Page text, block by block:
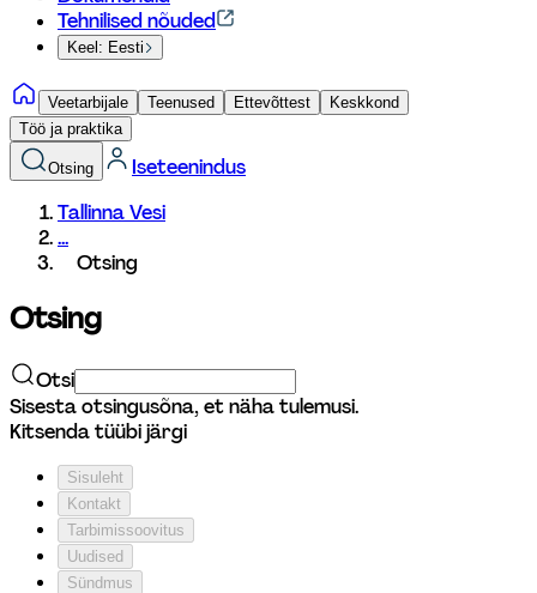
Tehnilised nõuded
Keel: Eesti
Veetarbijale Teenused Ettevõttest
Keskkond
Töö ja praktika
Otsing
Iseteenindus
Tallinna Vesi
...
Otsing
Otsing
Otsi
Sisesta otsingusõna, et näha tulemusi.
Kitsenda tüübi järgi
Sisuleht
Kontakt
Tarbimissoovitus
Uudised
Sündmus